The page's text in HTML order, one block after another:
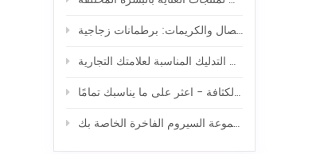
أفضل العبوات لتعبئة الأمصال والكريمات: برطمانات زجاجية
كيفية اختيار زجاجة لوشن التدليك المناسبة لعلامتك التجارية
أغطية زجاجات كريمات المستحضرات المصنوعة من بلاستيك البولي إيثيلين عالي الكثافة - اعثر على ما يناسبك تمامًا
زجاجات دوارة لمستحضرات التجميل، زجاجية أو بلاستيكية، لمجموعة السيروم الفاخرة الخاصة بك